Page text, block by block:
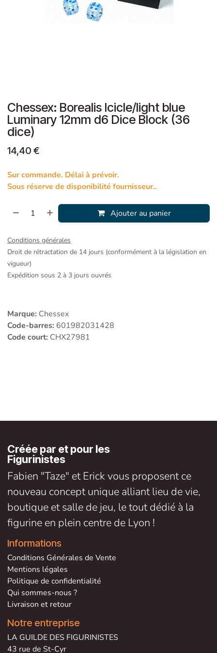
Chessex: Borealis Icicle/light blue
Luminary 12mm d6 Dice Block (36
dice)
14,40 €
Sur commande. Délai à prévoir.
Sous réserve de disponibilité fournisseur..
Ajouter au panier
Conditions générales
Droit de rétractation de 14 jours (conformément à la législation en
vigueur)
Expédition sous 2 à 3 jours ouvrés
Marque: Chessex
Code-barres: 601982031428
Code court: CHX27981
Créée par et pour les
Figurinistes
Fabien "Taze" et Erick vous proposent ce
nouveau concept unique alliant lieu de vie,
boutique et salle de jeu, le tout dédié à la
figurine en plein centre de Lyon !
Informations
Conditions Générales de Vente
Mentions légales
Politique de confidentialité
Qui sommes-nous ?
Livraison et retour
Notre entreprise
LA GUILDE DES FIGURINISTES
43 rue de St-Cyr